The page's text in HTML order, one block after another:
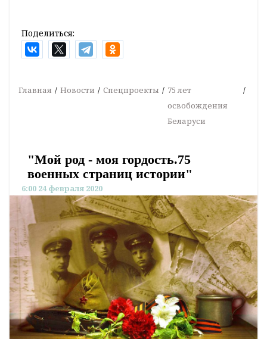
Поделиться:
Главная Новости Спецпроекты
75 лет
освобождения
Беларуси
"Мой род - моя гордость.75
военных страниц истории"
6:00 24 февраля 2020